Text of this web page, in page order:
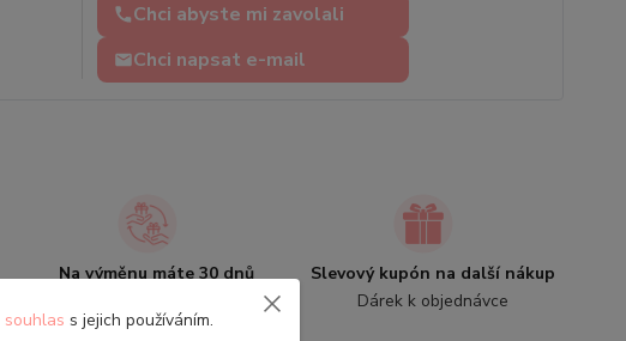
Chci abyste mi zavolali
Chci napsat e-mail
Na výměnu máte 30 dnů
Slevový kupón na další nákup
Dárek k objednávce
souhlas s jejich používáním.